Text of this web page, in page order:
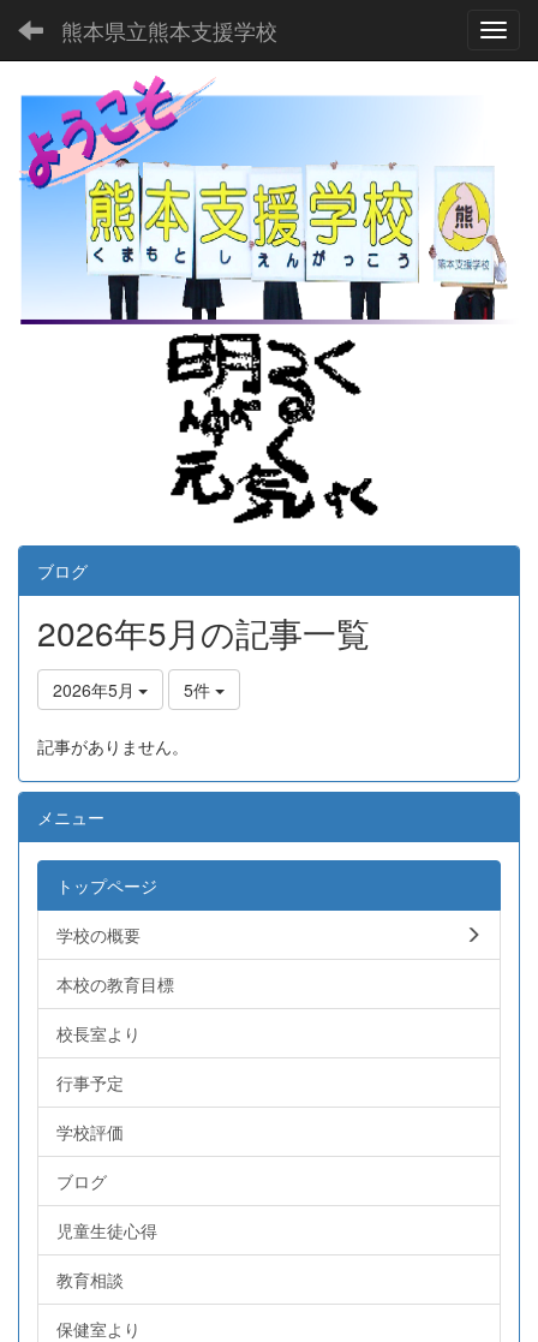
熊本県立熊本支援学校
ブログ
2026年5月の記事一覧
2026年5月 5件
記事がありません。
メニュー
トップページ
学校の概要
本校の教育目標
校長室より
行事予定
学校評価
ブログ
児童生徒心得
教育相談
保健室より